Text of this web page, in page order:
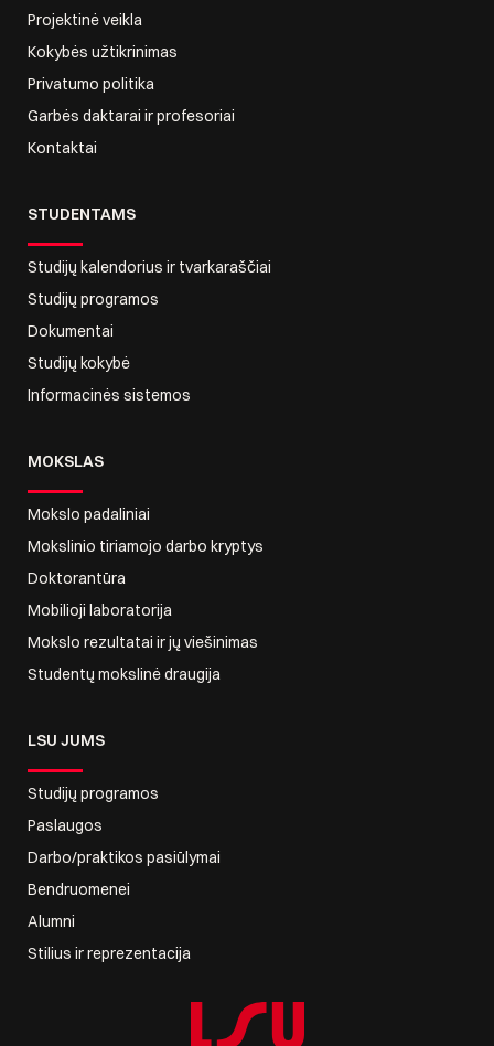
Projektinė veikla
Kokybės užtikrinimas
Privatumo politika
Garbės daktarai ir profesoriai
Kontaktai
STUDENTAMS
Studijų kalendorius ir tvarkaraščiai
Studijų programos
Dokumentai
Studijų kokybė
Informacinės sistemos
MOKSLAS
Mokslo padaliniai
Mokslinio tiriamojo darbo kryptys
Doktorantūra
Mobilioji laboratorija
Mokslo rezultatai ir jų viešinimas
Studentų mokslinė draugija
LSU JUMS
Studijų programos
Paslaugos
Darbo/praktikos pasiūlymai
Bendruomenei
Alumni
Stilius ir reprezentacija